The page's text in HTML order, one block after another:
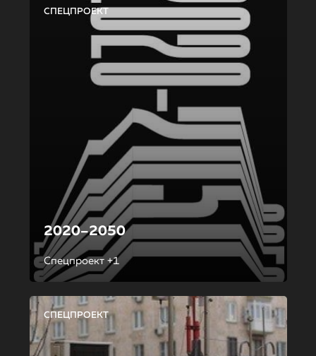
СПЕЦПРОЕКТ
2020–2050
Спецпроект +1
СПЕЦПРОЕКТ